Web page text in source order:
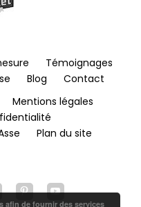
Témoignages
Blog
Contact
Mentions légales
Plan du site
afin de fournir des services